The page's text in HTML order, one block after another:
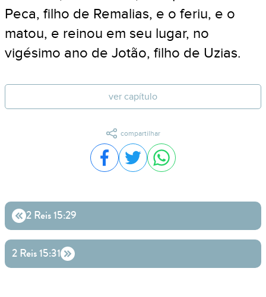
Peca, filho de Remalias, e o feriu, e o
matou, e reinou em seu lugar, no
vigésimo ano de Jotão, filho de Uzias.
ver capítulo
compartilhar
Compartilhar no Facebook
Compartilhar no Twitter
Compartilhar no
2 Reis 15:29
2 Reis 15:31